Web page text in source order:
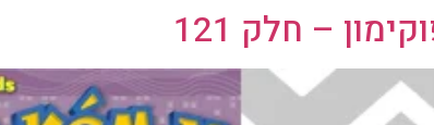
– חלק 121